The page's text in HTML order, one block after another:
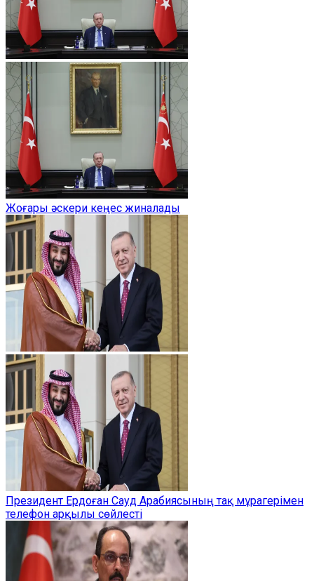
Жоғары әскери кеңес жиналады
Президент Ердоған Сауд Арабиясының тақ мұрагерімен
телефон арқылы сөйлесті